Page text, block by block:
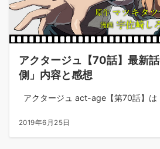
アクタージュ【70話】最新
側」内容と感想
アクタージュ act-age【第70話】
2019年6月25日